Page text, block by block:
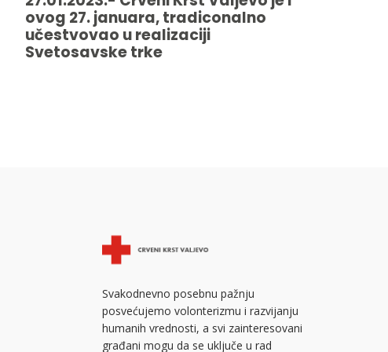
ovog 27. januara, tradiconalno
učestvovao u realizaciji
Svetosavske trke
Svakodnevno posebnu pažnju
posvećujemo volonterizmu i razvijanju
humanih vrednosti, a svi zainteresovani
građani mogu da se uključe u rad